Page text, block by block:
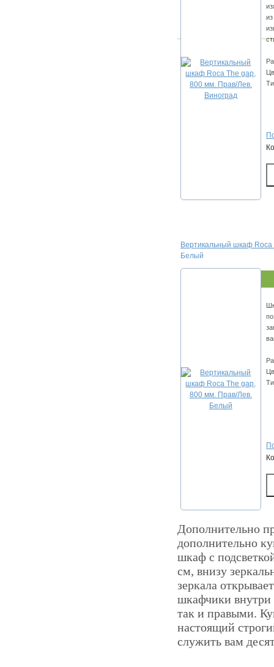
Вертикальный шкаф
Белый
Дополнительно
дополнительно
шкаф с
см, внизу
зеркала
шкафчики внутри
так и правыми.
настоящий
служить вам